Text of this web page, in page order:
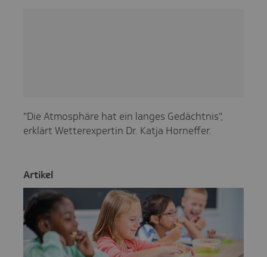
"Die Atmosphäre hat ein langes Gedächtnis",
erklärt Wetterexpertin Dr. Katja Horneffer.
Artikel